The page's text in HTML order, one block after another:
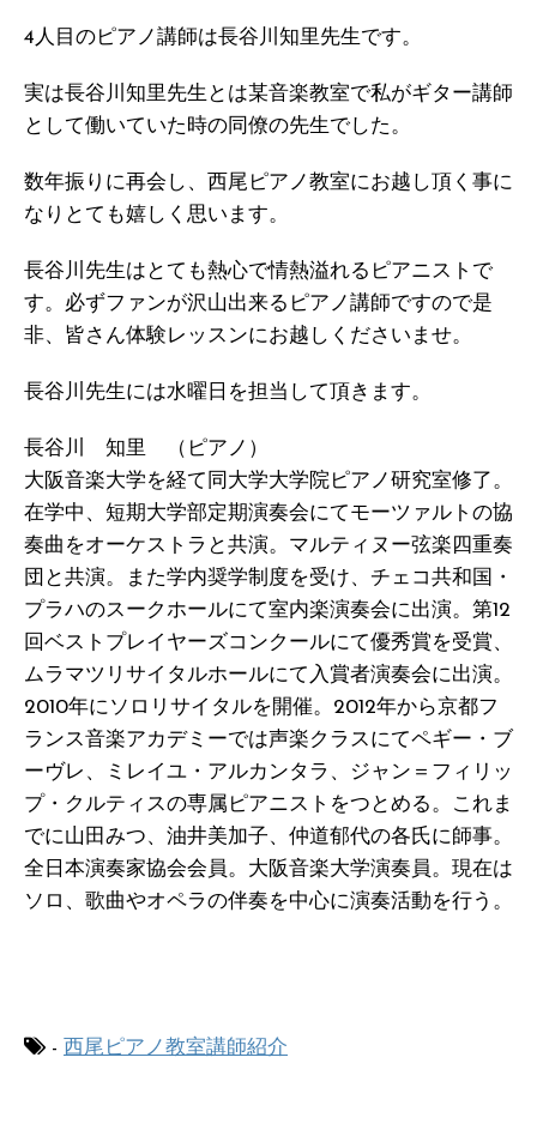
4人目のピアノ講師は長谷川知里先生です。
実は長谷川知里先生とは某音楽教室で私がギター講師
として働いていた時の同僚の先生でした。
数年振りに再会し、西尾ピアノ教室にお越し頂く事に
なりとても嬉しく思います。
長谷川先生はとても熱心で情熱溢れるピアニストで
す。必ずファンが沢山出来るピアノ講師ですので是
非、皆さん体験レッスンにお越しくださいませ。
長谷川先生には水曜日を担当して頂きます。
長谷川 知里 （ピアノ）
大阪音楽大学を経て同大学大学院ピアノ研究室修了。
在学中、短期大学部定期演奏会にてモーツァルトの協
奏曲をオーケストラと共演。マルティヌー弦楽四重奏
団と共演。また学内奨学制度を受け、チェコ共和国・
プラハのスークホールにて室内楽演奏会に出演。第12
回ベストプレイヤーズコンクールにて優秀賞を受賞、
ムラマツリサイタルホールにて入賞者演奏会に出演。
2010年にソロリサイタルを開催。2012年から京都フ
ランス音楽アカデミーでは声楽クラスにてペギー・ブ
ーヴレ、ミレイユ・アルカンタラ、ジャン＝フィリッ
プ・クルティスの専属ピアニストをつとめる。これま
でに山田みつ、油井美加子、仲道郁代の各氏に師事。
全日本演奏家協会会員。大阪音楽大学演奏員。現在は
ソロ、歌曲やオペラの伴奏を中心に演奏活動を行う。
- 西尾ピアノ教室講師紹介